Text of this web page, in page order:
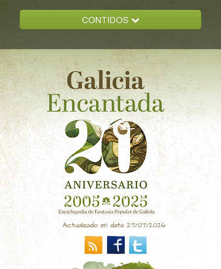
CONTIDOS
GALICIA ENCANTADA
DOCUMENTACION
NOVAS
CONTACTO
Actualizado en data 27/07/2026